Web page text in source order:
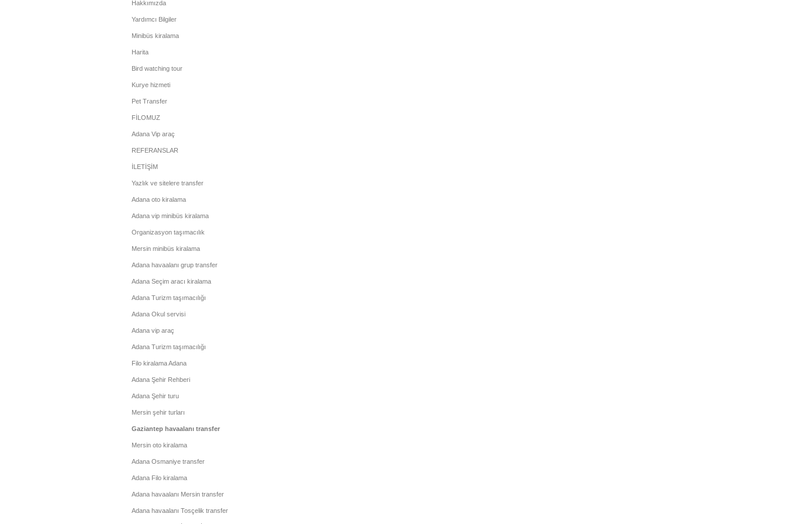
Hakkımızda
Yardımcı Bilgiler
Minibüs kiralama
Harita
Bird watching tour
Kurye hizmeti
Pet Transfer
FİLOMUZ
Adana Vip araç
REFERANSLAR
İLETİŞİM
Yazlık ve sitelere transfer
Adana oto kiralama
Adana vip minibüs kiralama
Organizasyon taşımacılık
Mersin minibüs kiralama
Adana havaalanı grup transfer
Adana Seçim aracı kiralama
Adana Turizm taşımacılığı
Adana Okul servisi
Adana vip araç
Adana Turizm taşımacılığı
Filo kiralama Adana
Adana Şehir Rehberi
Adana Şehir turu
Mersin şehir turları
Gaziantep havaalanı transfer
Mersin oto kiralama
Adana Osmaniye transfer
Adana Filo kiralama
Adana havaalanı Mersin transfer
Adana havaalanı Tosçelik transfer